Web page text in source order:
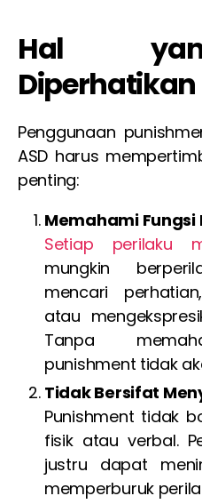
Hal
Diperhatikan
Penggunaan
ASD harus
penting:
Memahami Fungsi
Setiap perilaku
mungkin
mencari
atau
Tanpa
punishment tidak
Tidak Bersifat
Punishment tidak
fisik atau verbal.
justru dapat
memperburuk